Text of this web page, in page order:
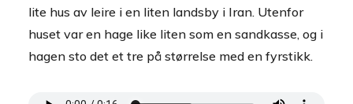
lite hus av leire i en liten landsby i Iran. Utenfor
huset var en hage like liten som en sandkasse, og i
hagen sto det et tre på størrelse med en fyrstikk.